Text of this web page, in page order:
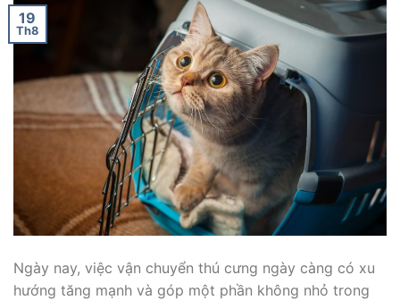
19
Th8
Ngày nay, việc vận chuyển thú cưng ngày càng có xu
hướng tăng mạnh và góp một phần không nhỏ trong